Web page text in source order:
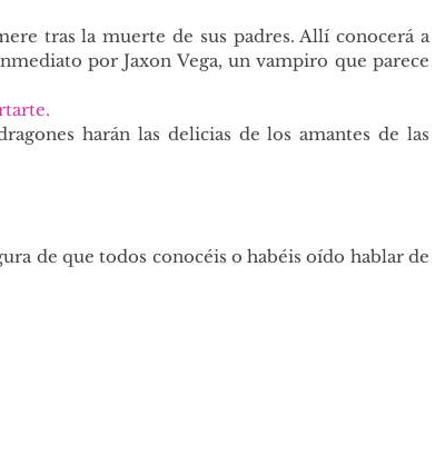
tras la muerte de sus padres. Allí conocerá a
por Jaxon Vega, un vampiro que parece
harán las delicias de los amantes de las
de que todos conocéis o habéis oído hablar de